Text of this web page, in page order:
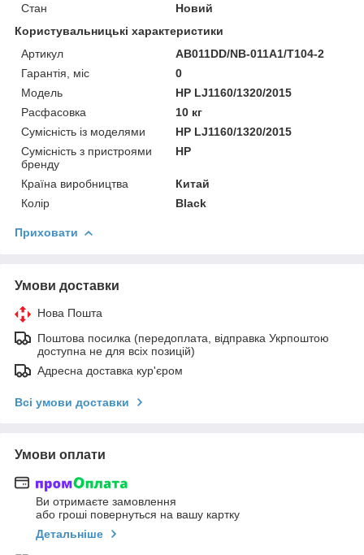
Стан
Новий
Користувальницькі характеристики
Артикул
AB011DD/NB-011A1/T104-2
Гарантія, міс
0
Мoдель
HP LJ1160/1320/2015
Расфасовка
10 кг
Сумісність із моделями
HP LJ1160/1320/2015
Сумісність з пристроями
бренду
HP
Країна виробництва
Китай
Колір
Black
Приховати
Умови доставки
Нова Пошта
Поштова посилка (передоплата, відправка Укрпоштою
доступна не для всіх позицій)
Адресна доставка кур'єром
Всі умови доставки
Умови оплати
Ви отримаєте замовлення
або гроші повернуться на вашу картку
Детальніше